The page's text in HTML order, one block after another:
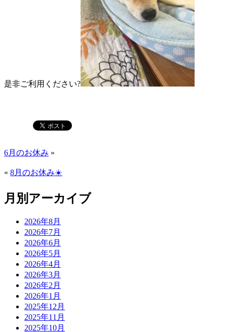
是非ご利用ください?️
6月のお休み »
« 8月のお休み☀️
月別アーカイブ
2026年8月
2026年7月
2026年6月
2026年5月
2026年4月
2026年3月
2026年2月
2026年1月
2025年12月
2025年11月
2025年10月